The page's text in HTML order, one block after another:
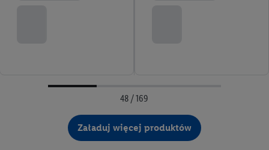
48 / 169
Załaduj więcej produktów